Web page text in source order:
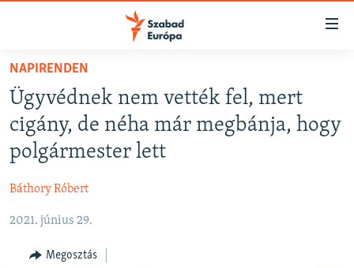
Akadálymentes
Ugrás
oldalra
Ugrás
tartalomjegyzékre
NAPIRENDEN
AKTUÁLIS
PODCASTOK
ELEMZŐ
NER15
SZABADON
NAPIRENDEN
Ügyvédnek nem vették fel, mert
cigány, de néha már megbánja, hogy
polgármester lett
Báthory Róbert
2021. június 29.
Megosztás
FELIRATKOZÁS